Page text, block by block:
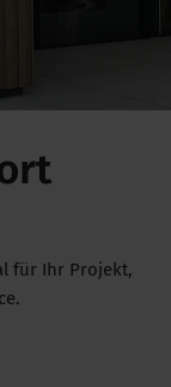
für Ihr Projekt,